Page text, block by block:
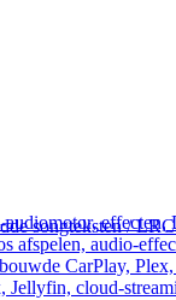
effecten,
afspelen, audio-
CarPlay,
cloud-
songteksten /